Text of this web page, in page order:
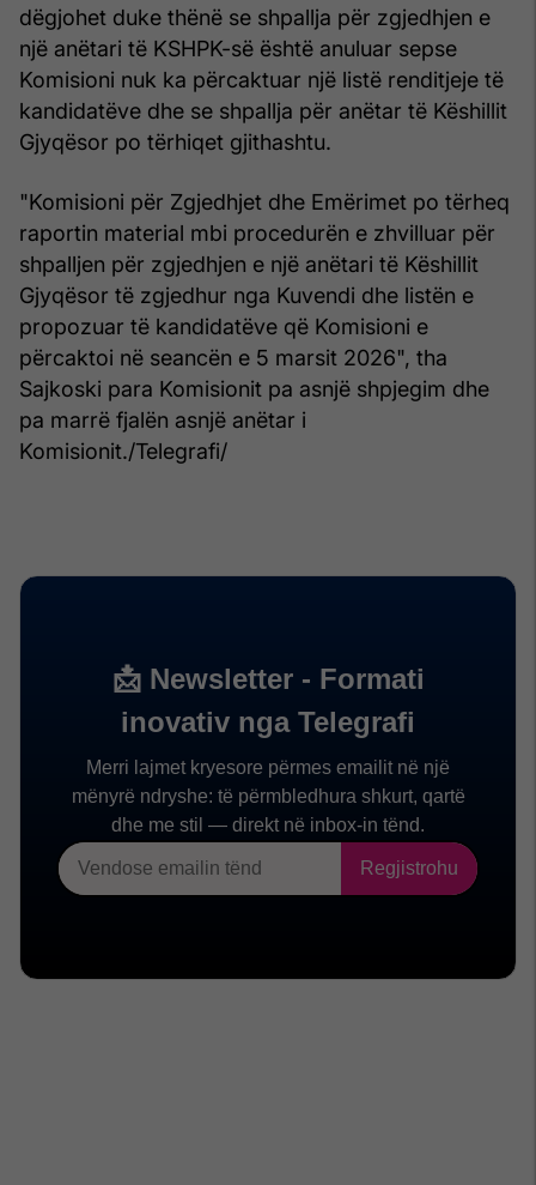
dëgjohet duke thënë se shpallja për zgjedhjen e
një anëtari të KSHPK-së është anuluar sepse
Komisioni nuk ka përcaktuar një listë renditjeje të
kandidatëve dhe se shpallja për anëtar të Këshillit
Gjyqësor po tërhiqet gjithashtu.
"Komisioni për Zgjedhjet dhe Emërimet po tërheq
raportin material mbi procedurën e zhvilluar për
shpalljen për zgjedhjen e një anëtari të Këshillit
Gjyqësor të zgjedhur nga Kuvendi dhe listën e
propozuar të kandidatëve që Komisioni e
përcaktoi në seancën e 5 marsit 2026", tha
Sajkoski para Komisionit pa asnjë shpjegim dhe
pa marrë fjalën asnjë anëtar i
Komisionit./Telegrafi/